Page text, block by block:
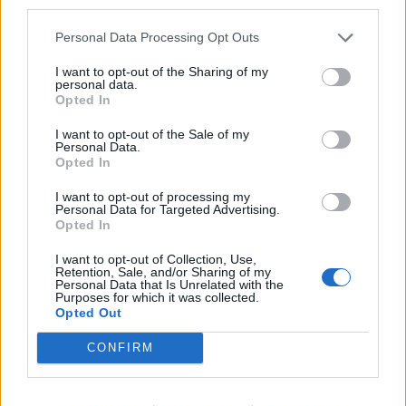
Personal Data Processing Opt Outs
I want to opt-out of the Sharing of my
personal data.
Opted In
I want to opt-out of the Sale of my
Personal Data.
Opted In
I want to opt-out of processing my
Personal Data for Targeted Advertising.
Opted In
I want to opt-out of Collection, Use,
Retention, Sale, and/or Sharing of my
Personal Data that Is Unrelated with the
Purposes for which it was collected.
Opted Out
CONFIRM
στο Γουέστμινστερ, μετά την ανοιχτή
αμφισβήτηση που δέχθηκε ο Στάρμερ από
βουλευτές των Εργατικών.
Την Τρίτη,τέσσερις υπουργοί παραιτήθηκαν
μεταξύ αυτών και η γνωστή βουλευτής
Τζες
Φίλιπς, ενώπερισσότεροι από 80 βουλευτές
αποκαλύπτοντας βαθιές εσωκομματικές
διαιρέσεις. Παρότι περισσότεροι από 100
βουλευτές υπέγραψαν κείμενο στήριξης προς τον
Πρωθυπουργό, η πολιτική του θέση εμφανίζεται
αποδυναμωμένη μετά τακακά εκλογικά
αποτελέσματατης προηγούμενης εβδομάδας.
Παράλληλα, συνδικάτα που συνδέονται με τους